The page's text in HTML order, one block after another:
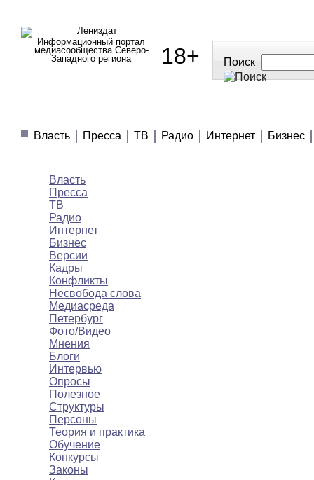
Информационный портал
медиасообщества Северо-
Западного региона
18+ Поиск
Власть
Пресса ТВ Радио Интернет Бизнес
Власть
Пресса
ТВ
Радио
Интернет
Бизнес
Версии
Кадры
Конфликты
Несвобода слова
Медиасреда
Петербург
Фото/Видео
Мнения
Блоги
Интервью
Опросы
Полезное
Структуры
Персоны
Теория и практика
Обучение
Конкурсы
Законы